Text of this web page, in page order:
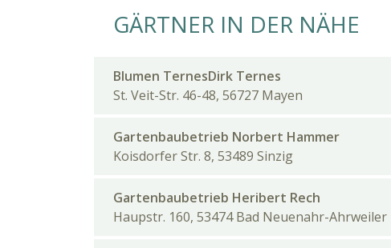
GÄRTNER IN DER NÄHE
Blumen TernesDirk Ternes
St. Veit-Str. 46-48, 56727 Mayen
Gartenbaubetrieb Norbert Hammer
Koisdorfer Str. 8, 53489 Sinzig
Gartenbaubetrieb Heribert Rech
Haupstr. 160, 53474 Bad Neuenahr-Ahrweiler